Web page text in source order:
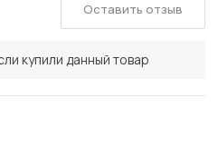
купили данный товар
Оставить отзыв